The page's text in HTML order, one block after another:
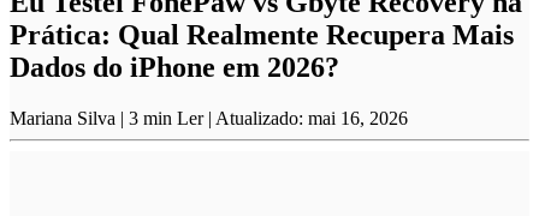
Prática: Qual Realmente Recupera Mais
Dados do iPhone em 2026?
Mariana Silva | 3 min Ler | Atualizado: mai 16, 2026